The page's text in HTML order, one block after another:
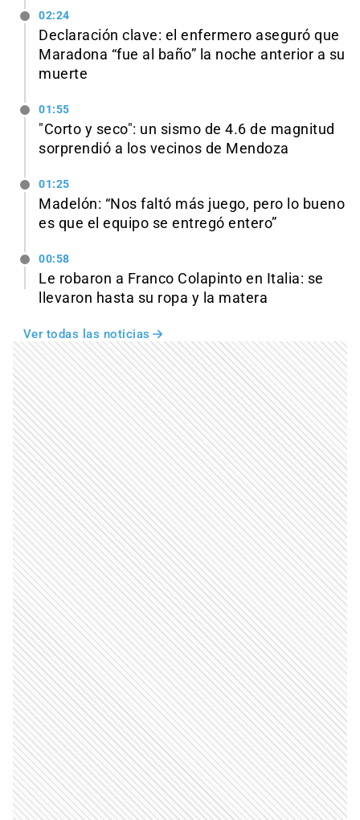
02:24
Declaración clave: el enfermero aseguró que
Maradona “fue al baño” la noche anterior a su
muerte
01:55
"Corto y seco": un sismo de 4.6 de magnitud
sorprendió a los vecinos de Mendoza
01:25
Madelón: “Nos faltó más juego, pero lo bueno
es que el equipo se entregó entero”
00:58
Le robaron a Franco Colapinto en Italia: se
llevaron hasta su ropa y la matera
Ver todas las noticias